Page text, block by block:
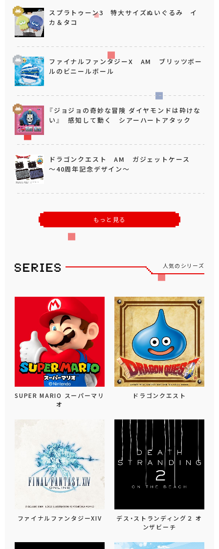
スプラトゥーン3 特大サイズぬいぐるみ イ
カ＆タコ
ファイナルファンタジーX AM ブリッツボー
ルのビニールボール
『ジョジョの奇妙な冒険 ダイヤモンドは砕けな
い』 感知して動く シアーハートアタック
ドラゴンクエスト AM ガジェットケース
～40周年記念デザイン～
もっと見る
人気のシリーズ
SUPER MARIO スーパーマリ
オ
ドラゴンクエスト
ファイナルファンタジーXIV
デス・ストランディング２ オ
ンザビーチ